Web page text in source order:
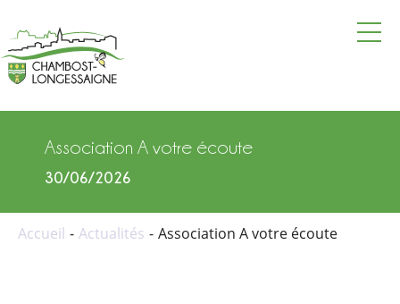
Association A votre écoute
30/06/2026
Accueil Actualités Association A votre écoute
Vie pratique
Vie locale
Actualités